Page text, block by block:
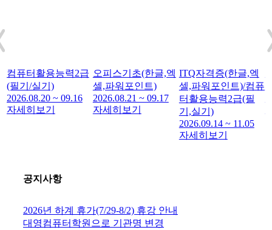
컴퓨터활용능력2급
(필기/실기)
2026.08.20 ~ 09.16
자세히보기
오피스기초(한글,엑
셀,파워포인트)
2026.08.21 ~ 09.17
자세히보기
ITQ자격증(한글,엑
셀,파워포인트)/컴퓨
터활용능력2급(필
기,실기)
2026.09.14 ~ 11.05
자세히보기
공지사항
2026년 하계 휴가(7/29-8/2) 휴강 안내
대영컴퓨터학원으로 기관명 변경